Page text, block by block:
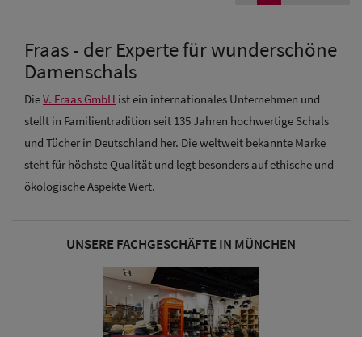
Fraas - der Experte für wunderschöne
Damenschals
DieV. Fraas GmbH ist ein internationales Unternehmen und
stellt in Familientradition seit 135 Jahren hochwertige Schals
und Tücher in Deutschland her. Die weltweit bekannte Marke
steht für höchste Qualität und legt besonders auf ethische und
ökologische Aspekte Wert.
UNSERE FACHGESCHÄFTE IN MÜNCHEN